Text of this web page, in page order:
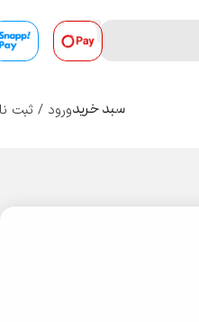
0
سبد خریدورود / ثبت